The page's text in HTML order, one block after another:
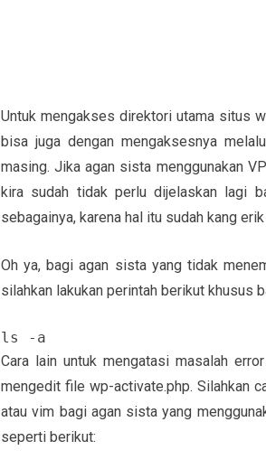
Untuk mengakses direktori utama situs
bisa juga dengan mengaksesnya
masing. Jika agan sista menggunakan
kira sudah tidak perlu dijelaskan lagi
sebagainya, karena hal itu sudah kang
Oh ya, bagi agan sista yang tidak
silahkan lakukan perintah berikut khusus
ls -a
Cara lain untuk mengatasi masalah
mengedit file wp-activate.php. Silahkan
atau vim bagi agan sista yang
seperti berikut: